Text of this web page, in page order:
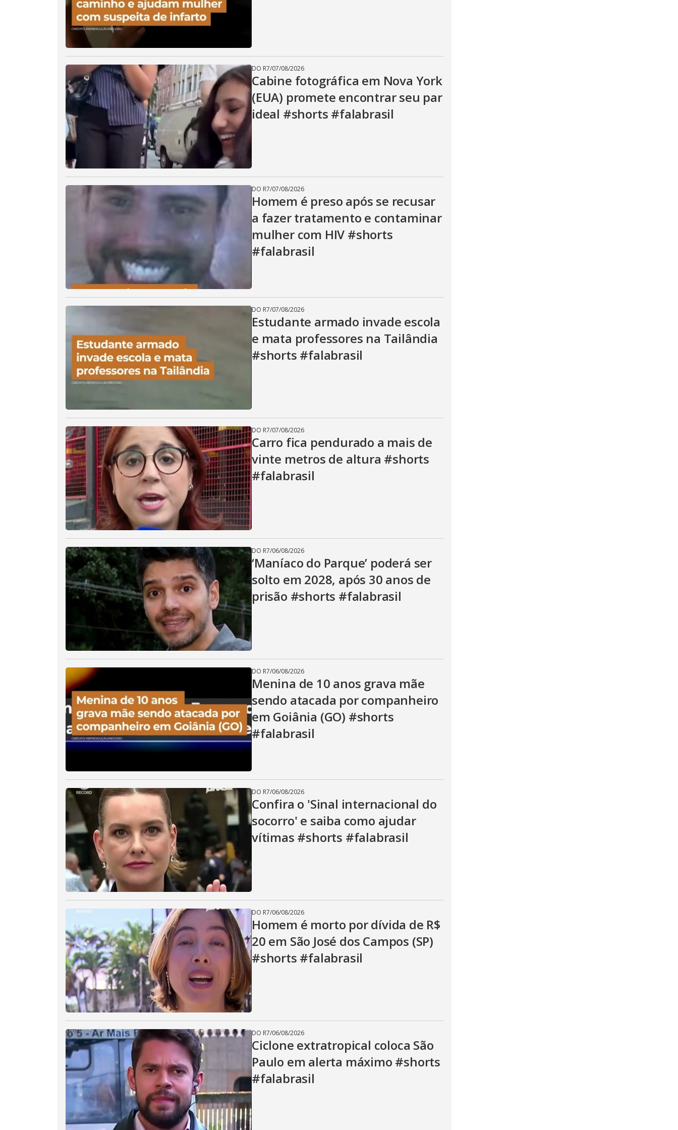
d
e
o
DO R7/07/08/2026
Cabine fotográfica em Nova York
(EUA) promete encontrar seu par
ideal #shorts #falabrasil
DO R7/07/08/2026
Homem é preso após se recusar
a fazer tratamento e contaminar
mulher com HIV #shorts
#falabrasil
DO R7/07/08/2026
Estudante armado invade escola
e mata professores na Tailândia
#shorts #falabrasil
DO R7/07/08/2026
Carro fica pendurado a mais de
vinte metros de altura #shorts
#falabrasil
DO R7/06/08/2026
‘Maníaco do Parque’ poderá ser
solto em 2028, após 30 anos de
prisão #shorts #falabrasil
DO R7/06/08/2026
Menina de 10 anos grava mãe
sendo atacada por companheiro
em Goiânia (GO) #shorts
#falabrasil
DO R7/06/08/2026
Confira o 'Sinal internacional do
socorro' e saiba como ajudar
vítimas #shorts #falabrasil
DO R7/06/08/2026
Homem é morto por dívida de R$
20 em São José dos Campos (SP)
#shorts #falabrasil
DO R7/06/08/2026
Ciclone extratropical coloca São
Paulo em alerta máximo #shorts
#falabrasil